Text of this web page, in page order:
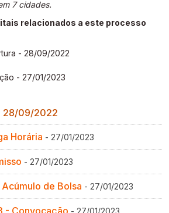
7 cidades.
relacionados a este processo
- 28/09/2022
- 27/01/2023
28/09/2022
Horária - 27/01/2023
- 27/01/2023
de Bolsa - 27/01/2023
- 27/01/2023
Promotores de Inovação
de Ambientes de
Promotores de Inovação
de Ambientes de
Promotores de Inovação
de Ambientes de
Promotores de Inovação
de Ambientes de
Promotores de Inovação
de Ambientes de